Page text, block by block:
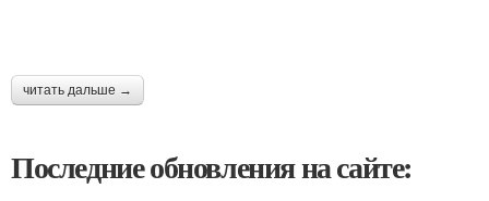
читать дальше →
Последние обновления на сайте: